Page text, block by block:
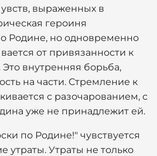
выраженных в
героиня
Родине, но одновременно
от привязанности к
внутренняя борьба,
на части. Стремление к
с разочарованием, с
уже не принадлежит ей.
по Родине!" чувствуется
утраты. Утраты не только